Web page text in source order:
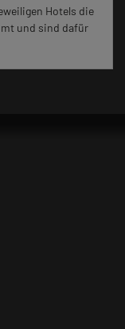
Hotels die
und sind dafür